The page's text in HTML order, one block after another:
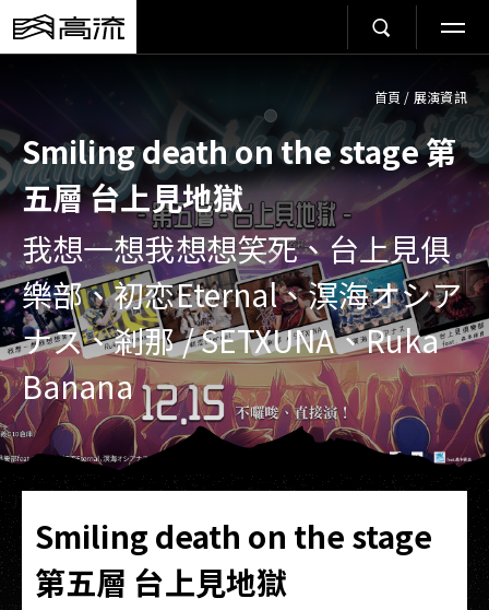
首頁 / 展演資訊
Smiling death on the stage 第
五層 台上見地獄
我想一想我想想笑死、台上見俱
樂部、初恋Eternal、溟海オシア
ナス、剎那 / SETXUNA、Ruka
Banana
Smiling death on the stage
第五層 台上見地獄